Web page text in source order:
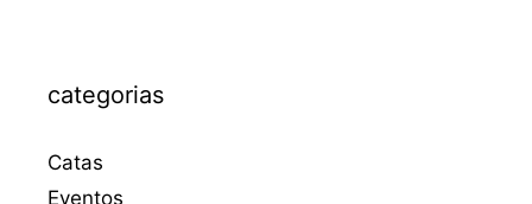
categorias
Catas
Eventos